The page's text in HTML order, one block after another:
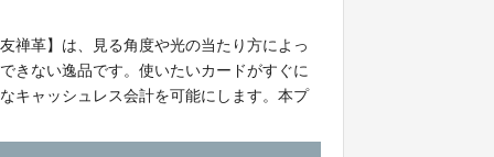
禅革】は、見る角度や光の当たり方によっ
きない逸品です。使いたいカードがすぐに
キャッシュレス会計を可能にします。本プ